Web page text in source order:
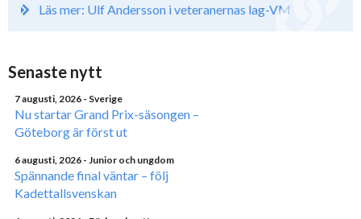
Läs mer: Ulf Andersson i veteranernas lag-VM
Senaste nytt
7 augusti, 2026 - Sverige
Nu startar Grand Prix-säsongen –
Göteborg är först ut
6 augusti, 2026 - Junior och ungdom
Spännande final väntar – följ
Kadettallsvenskan